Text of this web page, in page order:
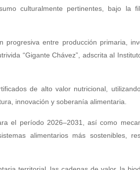
culturalmente pertinentes, bajo la
entre producción primaria,
“Gigante Chávez”, adscrita al
de alto valor nutricional,
innovación y soberanía alimentaria.
el período 2026–2031, así como
alimentarios más sostenibles,